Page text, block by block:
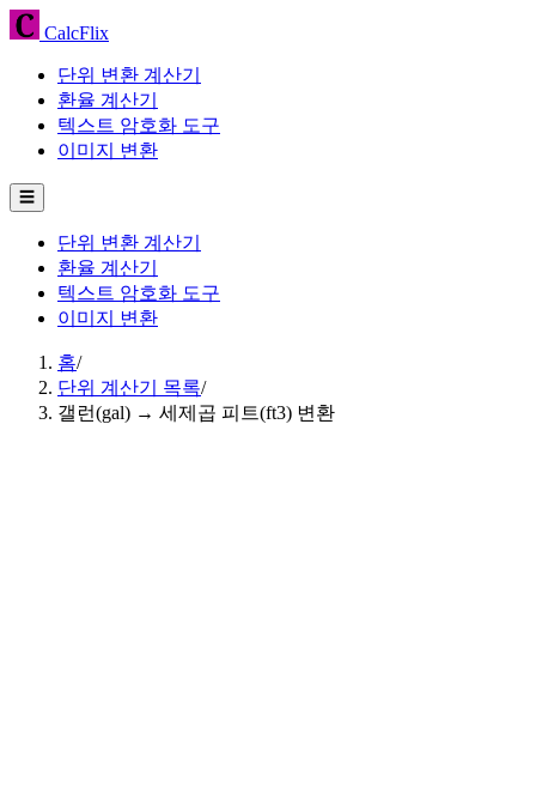
CalcFlix
단위 변환 계산기
환율 계산기
텍스트 암호화 도구
이미지 변환
☰
단위 변환 계산기
환율 계산기
텍스트 암호화 도구
이미지 변환
홈/
단위 계산기 목록/
갤런(gal) → 세제곱 피트(ft3) 변환